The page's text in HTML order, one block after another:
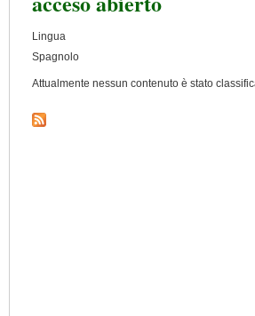
Lingua
Spagnolo
Attualmente nessun contenuto è stato